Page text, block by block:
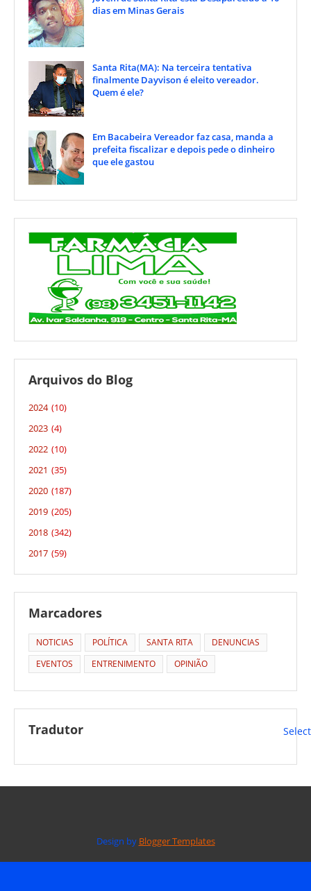
dias em Minas Gerais
Santa Rita(MA): Na terceira tentativa
finalmente Dayvison é eleito vereador.
Quem é ele?
Em Bacabeira Vereador faz casa, manda a
prefeita fiscalizar e depois pede o dinheiro
que ele gastou
Arquivos do Blog
2024 (10)
2023 (4)
2022 (10)
2021 (35)
2020 (187)
2019 (205)
2018 (342)
2017 (59)
Marcadores
NOTICIAS POLÍTICA SANTA RITA
DENUNCIAS
EVENTOS
ENTRENIMENTO OPINIÃO
Tradutor
Design by Blogger Templates